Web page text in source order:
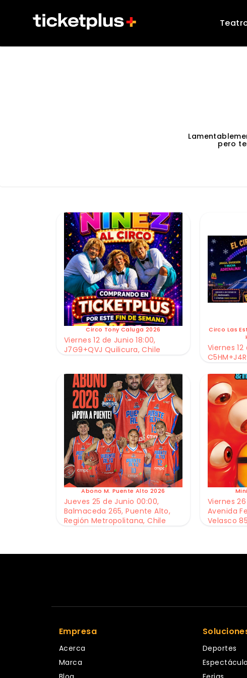
pero
Circo Tony Caluga 2026
Viernes 12 de Junio 18:00,
J7G9+QVJ Quilicura, Chile
Circo Las
Viernes
Abono M. Puente Alto 2026
Jueves 25 de Junio 00:00,
Balmaceda 265, Puente Alto,
Región Metropolitana, Chile
Viernes
Avenida
Velasco
Empresa
Acerca
Marca
Deportes
Espectáculo